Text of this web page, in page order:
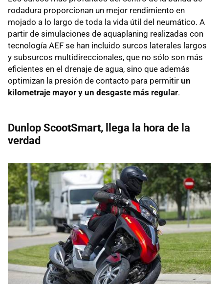
rodadura proporcionan un mejor rendimiento en
mojado a lo largo de toda la vida útil del neumático. A
partir de simulaciones de aquaplaning realizadas con
tecnología AEF se han incluido surcos laterales largos
y subsurcos multidireccionales, que no sólo son más
eficientes en el drenaje de agua, sino que además
optimizan la presión de contacto para permitir un
kilometraje mayor y un desgaste más regular.
Dunlop ScootSmart, llega la hora de la
verdad